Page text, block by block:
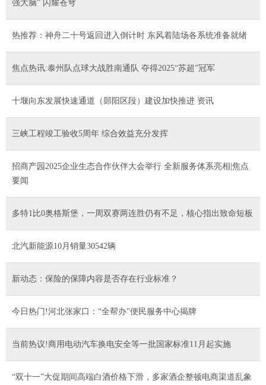
强大脑” 闪耀苍穹
热推荐：神舟二十号返回进入倒计时 东风着陆场各系统准备就绪
焦点热讯:泰州队点球大战胜南通队 夺得2025“苏超”冠军
十堰向东发展快速通道（郧阳区段）建设加快推进 资讯
三峡工程竣工验收5周年 综合效益充分发挥
招商产园2025企业生态合作伙伴大会举行 全新服务体系亮相|焦点
要闻
多特1比0奥格斯堡，一周双赛两连胜仍有不足，核心指出致命短板
北汽新能源10月销量30542辆
新动态：保险的保障内容是否存在行业标准？
今日热门!河北张家口：“全帮办”便民服务中心揭牌
当前热议!商用电动汽车换电安全等一批国家标准11月起实施
“双十一”大促期间高端白酒价格下滑，多家酒企整顿电商渠道乱象